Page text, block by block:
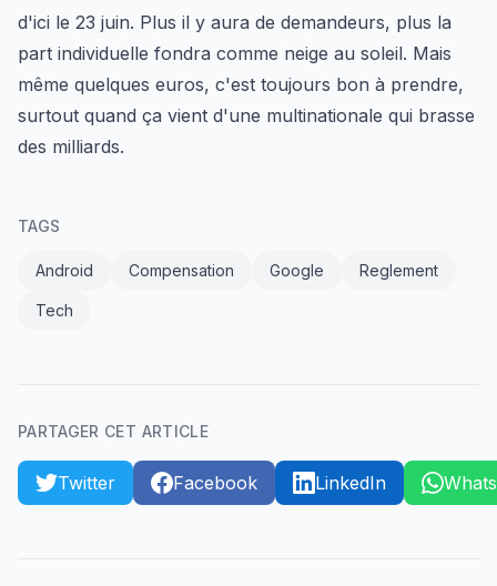
d'ici le 23 juin. Plus il y aura de demandeurs, plus la
part individuelle fondra comme neige au soleil. Mais
même quelques euros, c'est toujours bon à prendre,
surtout quand ça vient d'une multinationale qui brasse
des milliards.
TAGS
Android Compensation Google Reglement
Tech
PARTAGER CET ARTICLE
Twitter Facebook LinkedIn